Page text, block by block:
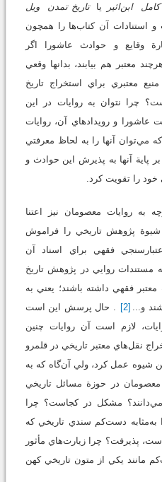
كامل ابن‌اثير يا تاريخ تمدن
ويل‌
استنادات آن كتاب‌ها را همچون
وقايع و حوادث عاشورا اگر
معتبر هم بيابند، بدانها وقعي
معتبري براي استخراج تاريخ
چرا نتوان به روايات در اين
عاشورا و رويدادهاي آن، روايات
مي‌توان آنها را به لحاظ معرفتي
پاية آنها به پذيرش اين حوادث و
خود را تقويت كرد.
به روايات معصومان نيز اعتنا
شيوة‌ پژوهش تاريخي را فراموش
فقهي براي اسناد آن
مستندات روايي در پژوهش تاريخ
معتبر فقهي داشته باشند؛ يعني به
و... [2]
. حال پرسش اين است
لازم است آن روايات چنين
نقل‌هاي معتبر تاريخي در قلمرو
شيوه عمل كرد، ولي آن‌گاه كه به
معصومان در حوزة مسائل تاريخي
مشكل در كجاست؟ چرا
به‌مثابه دست‌كم سندي تاريخي كه
پذيرفت؟ چرا زيارت‌هاي مأثور
مانند يكي از متون تاريخي كهن